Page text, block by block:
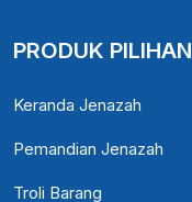
PRODUK PILIHAN
Keranda Jenazah
Pemandian Jenazah
Troli Barang